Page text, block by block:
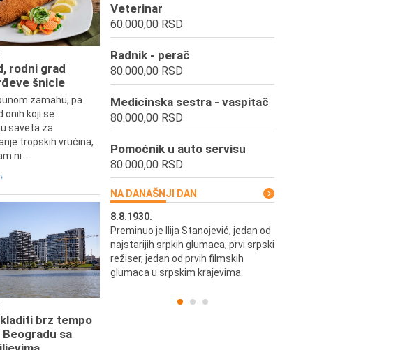
rodni grad
šnicle
zamahu, pa
onih koji se
saveta za
tropskih vrućina,
ni...
brz tempo
sa
Veterinar
60.000,00 RSD
Radnik - perač
80.000,00 RSD
Medicinska sestra - vaspitač
80.000,00 RSD
Pomoćnik u auto servisu
80.000,00 RSD
NA DANAŠNJI DAN
Dejan Kosanović,
filmski reditelj,
Fakulteta dramskih
Beogradu.
8.8.1930.
Preminuo je Ilija Stanojević, jedan od
najstarijih srpkih glumaca, prvi srpski
režiser, jedan od prvih filmskih
glumaca u srpskim krajevima.